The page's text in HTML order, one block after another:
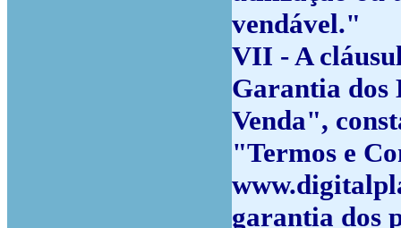
vendável."
VII - A
Garantia dos
Venda",
"Termos e
garantia dos